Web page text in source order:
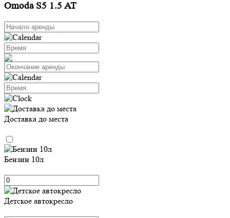
Omoda S5 1.5 AT
Доставка до места
Бензин 10л
Детское автокресло